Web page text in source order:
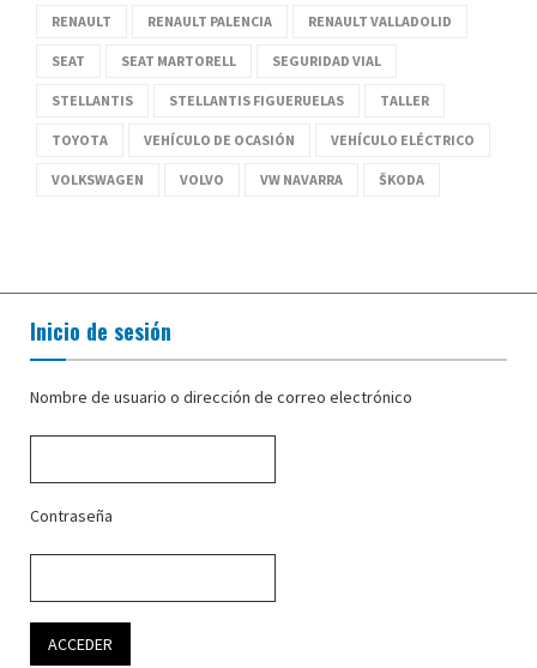
RENAULT RENAULT PALENCIA RENAULT VALLADOLID
SEAT SEAT MARTORELL SEGURIDAD VIAL
STELLANTIS STELLANTIS FIGUERUELAS TALLER
TOYOTA VEHÍCULO DE OCASIÓN VEHÍCULO ELÉCTRICO
VOLKSWAGEN VOLVO VW NAVARRA ŠKODA
Inicio de sesión
Nombre de usuario o dirección de correo electrónico
Contraseña